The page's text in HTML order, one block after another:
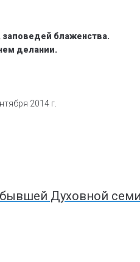
блаженства.
делании.
2014 г.
Духовной